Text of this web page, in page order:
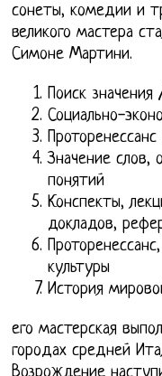
сонеты, комедии и
великого мастера
Симоне Мартини.
Поиск значения
Социально-
Значение слов,
понятий
Конспекты,
докладов,
культуры
История
его мастерская
городах средней